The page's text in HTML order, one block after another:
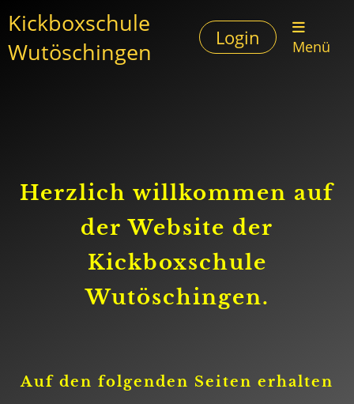
Kickboxschule
Wutöschingen
Login Menü
Herzlich willkommen auf
der Website der
Kickboxschule
Wutöschingen.
Auf den folgenden Seiten erhalten